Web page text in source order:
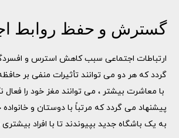
گسترش و حفظ روابط
ارتباطات اجتماعی سبب کاهش استرس و
گردد که هر دو می توانند تأثیرات منفی بر
با معاشرت بیشتر ، می توانند مغز خود را فعال
پیشنهاد می گردد که مرتباً با دوستان و خانواده
به یک باشگاه جدید بپیوندند تا با افراد